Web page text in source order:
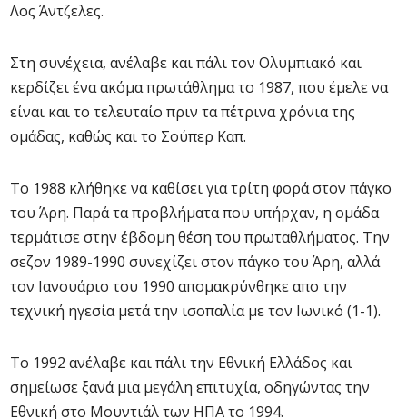
Λος Άντζελες.
Στη συνέχεια, ανέλαβε και πάλι τον Ολυμπιακό και
κερδίζει ένα ακόμα πρωτάθλημα το 1987, που έμελε να
είναι και το τελευταίο πριν τα πέτρινα χρόνια της
ομάδας, καθώς και το Σούπερ Καπ.
Το 1988 κλήθηκε να καθίσει για τρίτη φορά στον πάγκο
του Άρη. Παρά τα προβλήματα που υπήρχαν, η ομάδα
τερμάτισε στην έβδομη θέση του πρωταθλήματος. Την
σεζον 1989-1990 συνεχίζει στον πάγκο του Άρη, αλλά
τον Ιανουάριο του 1990 απομακρύνθηκε απο την
τεχνική ηγεσία μετά την ισοπαλία με τον Ιωνικό (1-1).
Το 1992 ανέλαβε και πάλι την Εθνική Ελλάδος και
σημείωσε ξανά μια μεγάλη επιτυχία, οδηγώντας την
Εθνική στο Μουντιάλ των ΗΠΑ το 1994.